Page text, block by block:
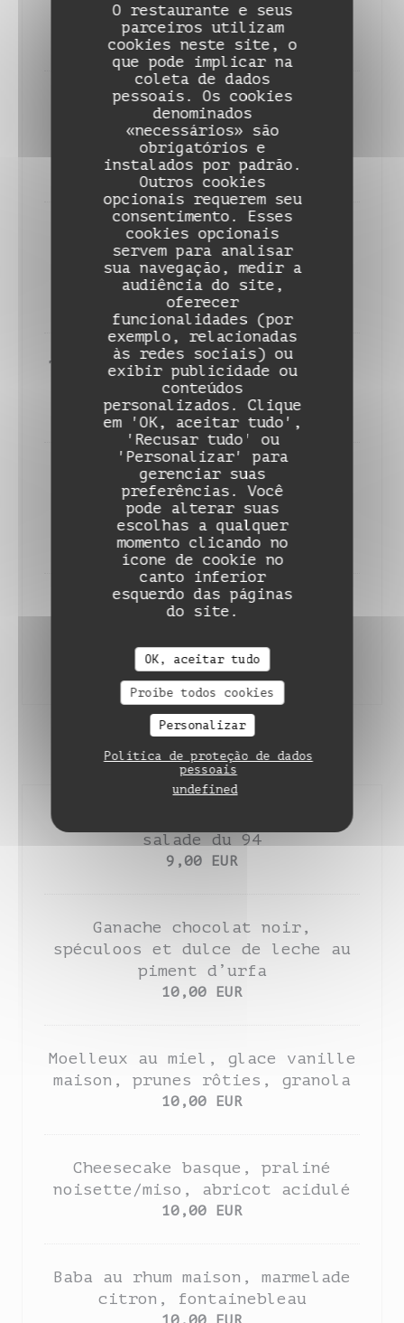
O restaurante e seus
parceiros utilizam
cookies neste site, o
que pode implicar na
coleta de dados
pessoais. Os cookies
denominados
«necessários» são
obrigatórios e
instalados por padrão.
Outros cookies
opcionais requerem seu
consentimento. Esses
cookies opcionais
servem para analisar
sua navegação, medir a
audiência do site,
oferecer
funcionalidades (por
exemplo, relacionadas
às redes sociais) ou
exibir publicidade ou
conteúdos
personalizados. Clique
em 'OK, aceitar tudo',
'Recusar tudo' ou
'Personalizar' para
gerenciar suas
preferências. Você
pode alterar suas
escolhas a qualquer
momento clicando no
ícone de cookie no
canto inferior
esquerdo das páginas
do site.
OK, aceitar tudo
Proíbe todos cookies
Personalizar
Política de proteção de dados
pessoais
undefined
salsa verde
20,00 EUR
Thon blanc de ligne mi-cuit,
sauce pil pil, ratatouille du
94 froide
30,00 EUR
Echine de cochon panée,
tonkatsu, haricots verts du 94
et pickles
22,00 EUR
Tartare de bœuf, sauce tonnato,
pdt, câpres et citron
28,00 EUR
Faux-filet de bœuf de
Normandie, pommes de terre et
beurre persil
35,00 EUR
Côte de bœuf de Normandie (2/3
beurre persil
90,00 EUR
DESSERTS
Assiette de fromage du moment,
salade du 94
9,00 EUR
Ganache chocolat noir,
spéculoos et dulce de leche au
piment d’urfa
10,00 EUR
Moelleux au miel, glace vanille
maison, prunes rôties, granola
10,00 EUR
Cheesecake basque, praliné
noisette/miso, abricot acidulé
10,00 EUR
Baba au rhum maison, marmelade
citron, fontainebleau
DAME NATION LE RESTO